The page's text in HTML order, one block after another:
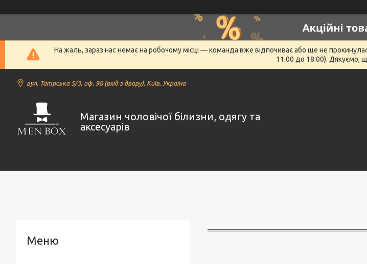
На жаль, зараз нас немає на робочому місці — команда вже відпочиває або ще не
11:00 до 18:00). Дякуємо,
вул. Татрська 5/3, оф. 98 (вхід з двору), Київ, Україна
Магазин чоловічої білизни, одягу та
аксесуарів